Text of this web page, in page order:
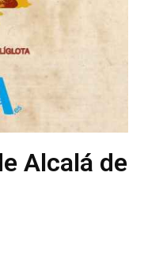
Alcalá de